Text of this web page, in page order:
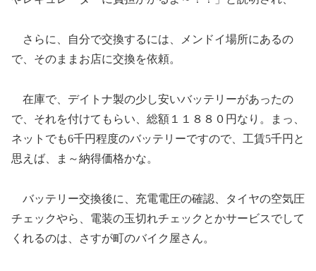
さらに、自分で交換するには、メンドイ場所にあるの
で、そのままお店に交換を依頼。
在庫で、デイトナ製の少し安いバッテリーがあったの
で、それを付けてもらい、総額１１８８０円なり。まっ、
ネットでも6千円程度のバッテリーですので、工賃5千円と
思えば、ま～納得価格かな。
バッテリー交換後に、充電電圧の確認、タイヤの空気圧
チェックやら、電装の玉切れチェックとかサービスでして
くれるのは、さすが町のバイク屋さん。